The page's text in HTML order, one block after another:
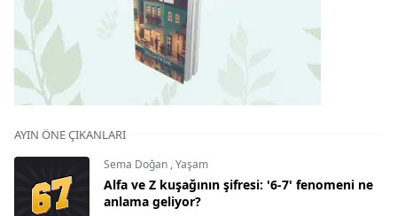
AYIN ÖNE ÇIKANLARI
Sema Doğan,Yaşam
Alfa ve Z kuşağının şifresi: '6-7' fenomeni ne
anlama geliyor?